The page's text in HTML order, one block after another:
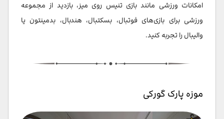
امکانات ورزشی مانند بازی تنیس روی میز، بازدید از مجموعه
ورزشی برای بازی‌های فوتبال، بسکتبال، هندبال، بدمینتون یا
والیبال را تجربه کنید.
موزه پارک گورکی